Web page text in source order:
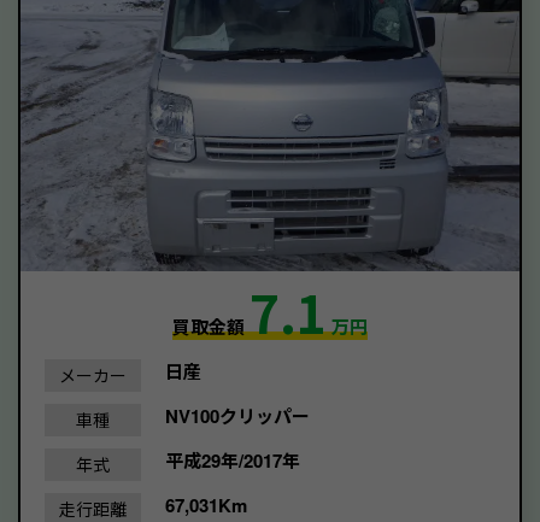
買取金額7.1万円
メーカー 日産
車種 NV100クリッパー
年式 平成29年/2017年
走行距離 67,031Km